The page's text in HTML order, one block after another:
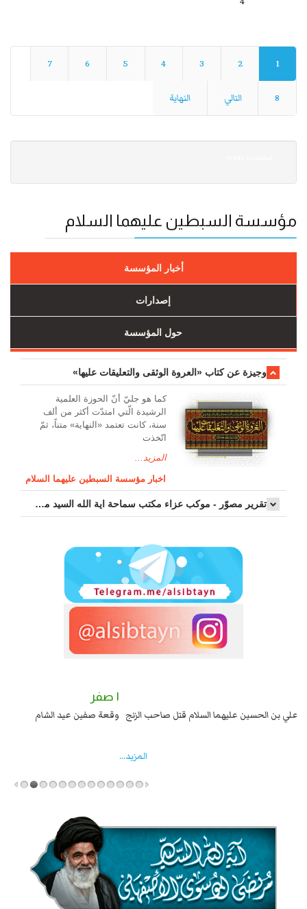
1
2
3
4
5
6
7
8 التالي النهاية
مؤسسة السبطين عليهما السلام
أخبار المؤسسة
إصدارات
حول المؤسسة
وجیزة عن کتاب «العروة الوثقی والتعلیقات علیها»
کما هو جليّ أنّ الحوزة العلمیة
الرشیدة الّتي امتدّت أكثر من ألف
سنة، كانت تعتمد «النهاية» متناً، ثمّ
اتّخذت
المزيد...
اخبار مؤسسة السبطين عليهما السلام
تقرير مصوّر - موكب عزاء مکتب سماحة اية الله السيد مرتضى الموسوي الاصفهاني في يوم إستشهاد السيدة فاطم...
السبايا عند يزيد شهادة زيد بن علي بن الحسين عليهما السلام قتل صاحب الزنج